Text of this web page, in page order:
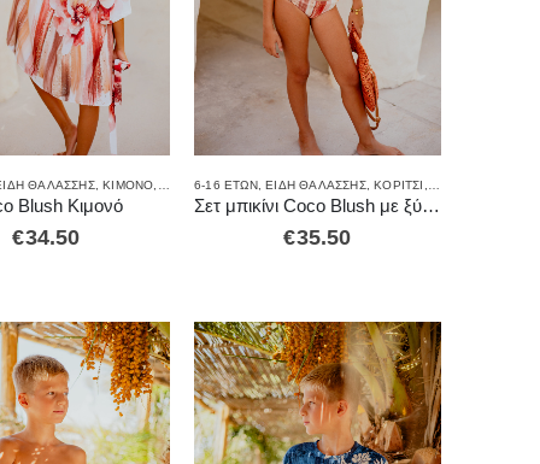
ΘΑΛΆΣΣΗΣ
ΘΑΛΆΣΣΗΣ,ΚΙΜΟΝΌ ΚΟΡΊΤΣΙ ,ΜΑΓΙΌ
Blush Κιμονό
€34.50
6-16 ΕΤΏΝ,ΕΊΔΗ ΘΑΛΆΣΣΗΣ,ΚΟΡΊΤΣΙ
Σετ μπικίνι Coco Blush με ξύλινο κολιέ
€35.50